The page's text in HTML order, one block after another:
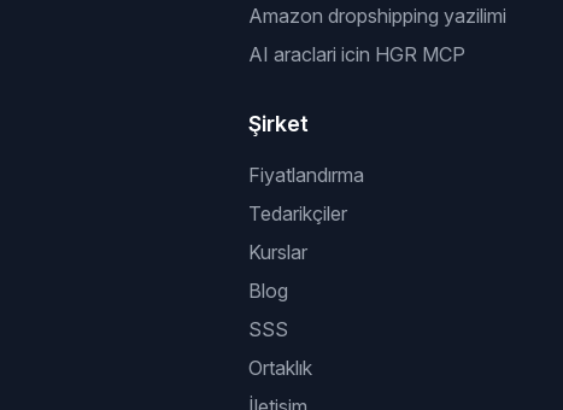
Amazon dropshipping yazilimi
AI araclari icin HGR MCP
Şirket
Fiyatlandırma
Tedarikçiler
Kurslar
Blog
SSS
Ortaklık